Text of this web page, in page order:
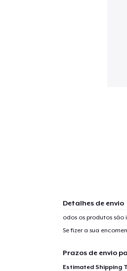
Detalhes de envio
odos os produtos são
Se fizer a sua
Prazos de envio
Estimated Shipping